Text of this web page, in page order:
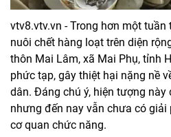
vtv8.vtv.vn - Trong hơn một
nuôi chết hàng loạt trên diện
thôn Mai Lâm, xã Mai Phụ, tỉnh
phức tạp, gây thiệt hại nặng nề
dân. Đáng chú ý, hiện tượng này
nhưng đến nay vẫn chưa có
cơ quan chức năng.